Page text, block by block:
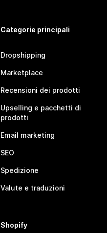
Categorie principali
Dropshipping
Marketplace
Recensioni dei prodotti
Upselling e pacchetti di
prodotti
Email marketing
SEO
Spedizione
Valute e traduzioni
Shopify